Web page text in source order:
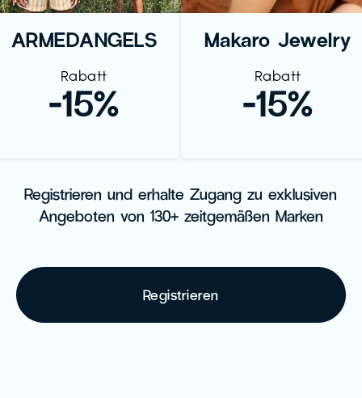
ARMEDANGELS
Rabatt
-15%
Makaro Jewelry
Rabatt
-15%
Registrieren und erhalte Zugang zu exklusiven
Angeboten von 130+ zeitgemäßen Marken
Registrieren